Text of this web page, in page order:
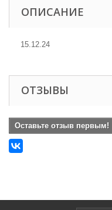
ОПИСАНИЕ
15.12.24
ОТЗЫВЫ
Оставьте отзыв первым!